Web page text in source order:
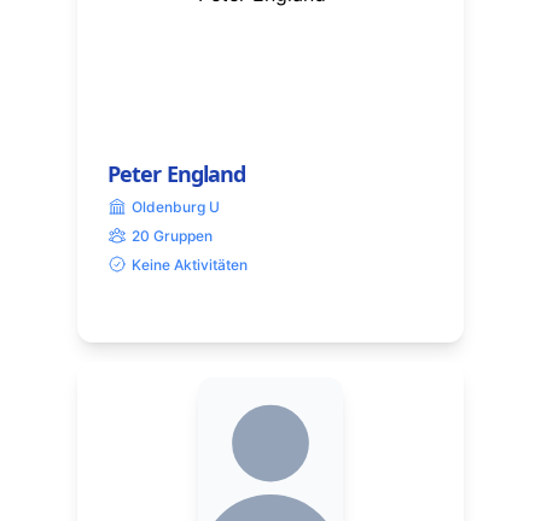
Peter England
Oldenburg U
20 Gruppen
Keine Aktivitäten